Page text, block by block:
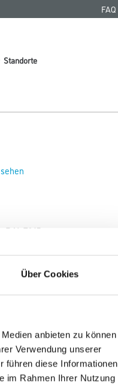
Über Cookies
anbieten zu können
Verwendung unserer
führen diese Informationen
im Rahmen Ihrer Nutzung
FAQ
Standorte
RAL 7045